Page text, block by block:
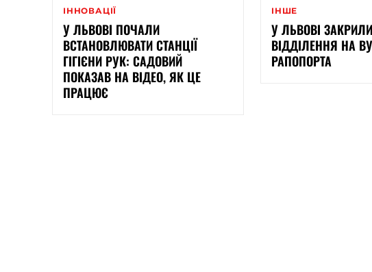
ІННОВАЦІЇ
У ЛЬВОВІ ПОЧАЛИ
ВСТАНОВЛЮВАТИ СТАНЦІЇ
ГІГІЄНИ РУК: САДОВИЙ
ПОКАЗАВ НА ВІДЕО, ЯК ЦЕ
ПРАЦЮЄ
ІНШЕ
У ЛЬВОВІ
ВІДДІЛЕННЯ НА
РАПОПОРТА